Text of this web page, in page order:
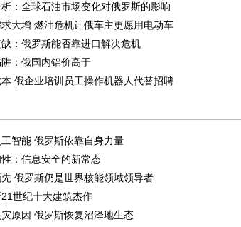
：全球石油市场变化对俄罗斯的影响
大增 燃油危机让俄车主更愿用电动车
：俄罗斯能否靠进口解决危机
：俄国内铝价高于
本 俄企业培训员工操作机器人代替招聘
智能 俄罗斯依靠自身力量
：信息安全的新常态
俄罗斯仍是世界核能领域领导者
世纪十大建筑杰作
灾原因 俄罗斯恢复沼泽地生态